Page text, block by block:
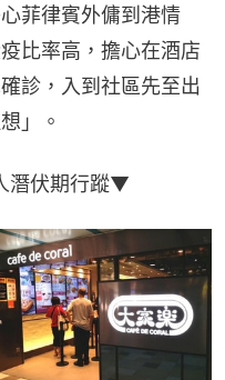
菲律賓外傭到港情
比率高，擔心在酒店
診，入到社區先至出
」。
潛伏期行蹤▼